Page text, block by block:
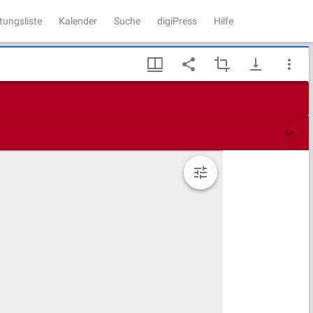
Kalender Suche digiPress Hilfe